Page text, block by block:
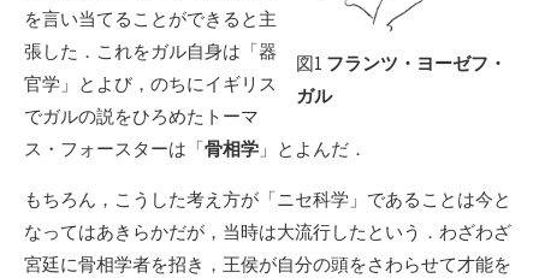
図1 フランツ・ヨーゼフ・
ガル
を言い当てることができると主
張した．これをガル自身は「器
官学」とよび，のちにイギリス
でガルの説をひろめたトーマ
ス・フォースターは「骨相学 」とよんだ．
もちろん，こうした考え方が「ニセ科学」であることは今と
なってはあきらかだが，当時は大流行したという．わざわざ
宮廷に骨相学者を招き，王侯が自分の頭をさわらせて才能を